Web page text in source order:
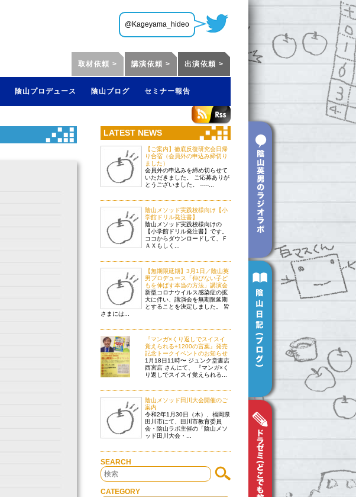
@Kageyama_hideo
陰山プロデュース 陰山ブログ セミナー報告
LATEST NEWS
【ご案内】徹底反復研究会日帰
り合宿（会員外の申込み締切り
ました）
会員外の申込みを締め切らせて
いただきました。 ご応募ありが
とうございました。 -----...
陰山メソッド実践校様向け【小
学館ドリル発注書】
陰山メソッド実践校様向けの
【小学館ドリル発注書】です。
ココからダウンロードして、Ｆ
ＡＸもしく...
【無期限延期】3月1日／陰山英
男プロデュース「伸びない子ど
もを伸ばす本当の方法」講演会
新型コロナウイルス感染症の拡
大に伴い、講演会を無期限延期
とすることを決定しました。 皆
さまには...
『マンガ×くり返しでスイスイ
覚えられる+1200の言葉』発売
記念トークイベントのお知らせ
1月18日11時〜 ジュンク堂書店
西宮店 さんにて、 『マンガ×く
り返しでスイスイ覚えられる...
陰山メソッド田川大会開催のご
案内
令和2年1月30日（木）、福岡県
田川市にて、田川市教育委員
会・陰山ラボ主催の「陰山メソ
ッド田川大会・...
SEARCH
CATEGORY
取材依頼 > 講演依頼 > 出演依頼 >